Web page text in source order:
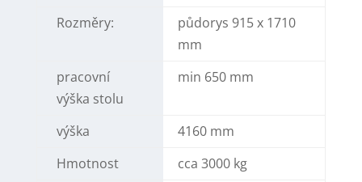
Rozměry:
půdorys 915 x 1710
mm
pracovní
výška stolu
min 650 mm
výška
4160 mm
Hmotnost
cca 3000 kg